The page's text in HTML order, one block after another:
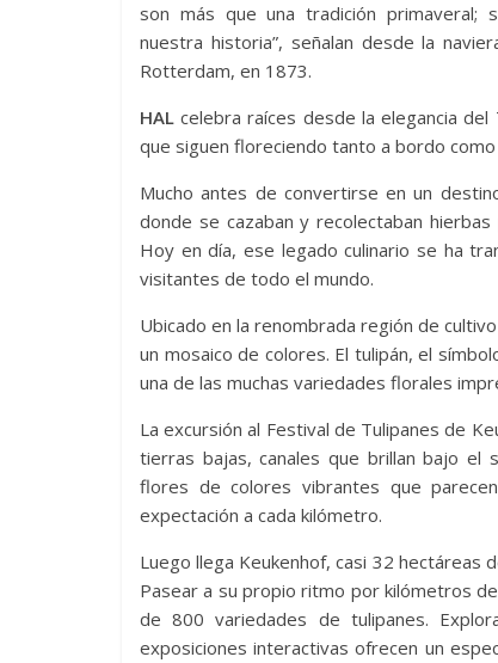
son más que una tradición primaveral;
nuestra historia”, señalan desde la
Rotterdam, en 1873.
HAL celebra raíces desde la elegancia
que siguen floreciendo tanto a bordo
Mucho antes de convertirse en un
donde se cazaban y recolectaban
Hoy en día, ese legado culinario se ha
visitantes de todo el mundo.
Ubicado en la renombrada región de
un mosaico de colores. El tulipán, el
una de las muchas variedades florales
La excursión al Festival de Tulipanes de
tierras bajas, canales que brillan bajo el
flores de colores vibrantes que
expectación a cada kilómetro.
Luego llega Keukenhof, casi 32 hectáreas
Pasear a su propio ritmo por kilómetros
de 800 variedades de tulipanes.
exposiciones interactivas ofrecen un